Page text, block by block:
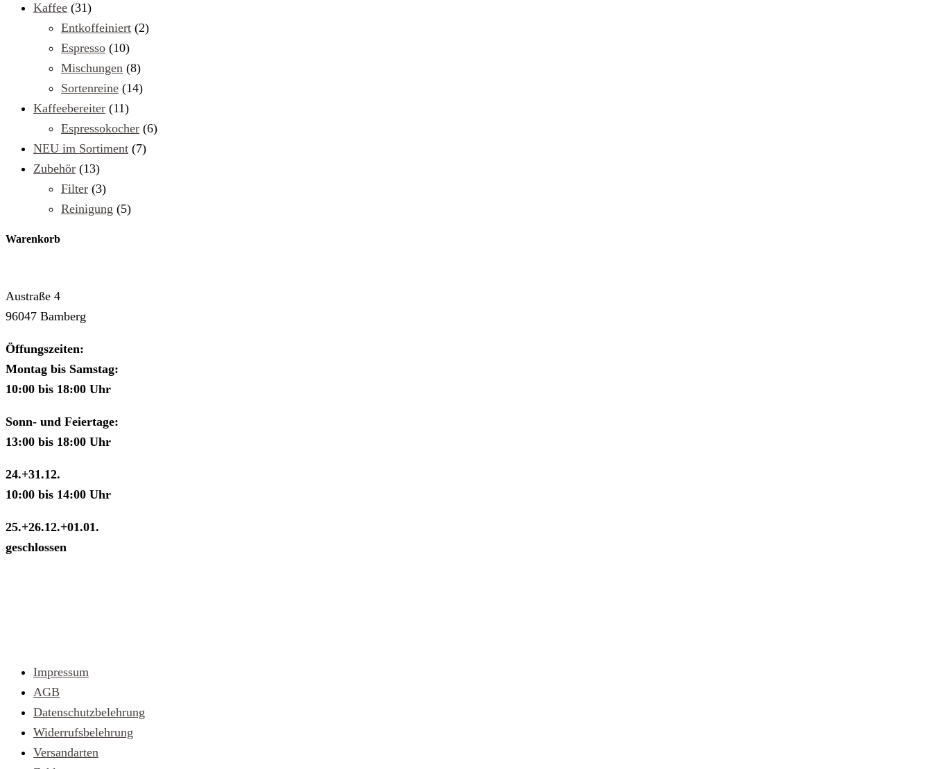
Kaffee (31)
Entkoffeiniert (2)
Espresso (10)
Mischungen (8)
Sortenreine (14)
Kaffeebereiter (11)
Espressokocher (6)
NEU im Sortiment (7)
Zubehör (13)
Filter (3)
Reinigung (5)
Warenkorb
Austraße 4
96047 Bamberg
Öffungszeiten:
Montag bis Samstag:
10:00 bis 18:00 Uhr
Sonn- und Feiertage:
13:00 bis 18:00 Uhr
24.+31.12.
10:00 bis 14:00 Uhr
25.+26.12.+01.01.
geschlossen
Impressum
AGB
Datenschutzbelehrung
Widerrufsbelehrung
Versandarten